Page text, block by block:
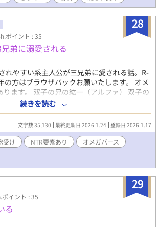
28
ポイント : 35
弟に溺愛される
れやすい系主人公が三兄弟に愛される話。R-
の方はブラウザバックお願いたします。 オメ
ります。 双子の兄の紘一（アルファ） 双子の
双子の弟の和馬（ベータ） 主人公の春斗はオ
す 長男と主人公が番関係にあります。主人公
の人を好きになったりすることがあるかもし
はあんまり無いのですが、苦手な方はご注意
理矢理、淫語、快楽攻め、中出し、フェラ
予定です。
続きを読む
文字数 35,130 最終更新日 2026.1.24 登録日 2026.1.17
受け NTR要素あり
オメガバース
29
ポイント : 35
る